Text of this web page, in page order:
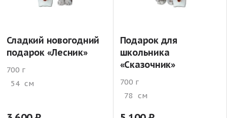
Сладкий новогодний
подарок «Лесник»
700 г
54 см
Подарок для
школьника
«Сказочник»
700 г
78 см